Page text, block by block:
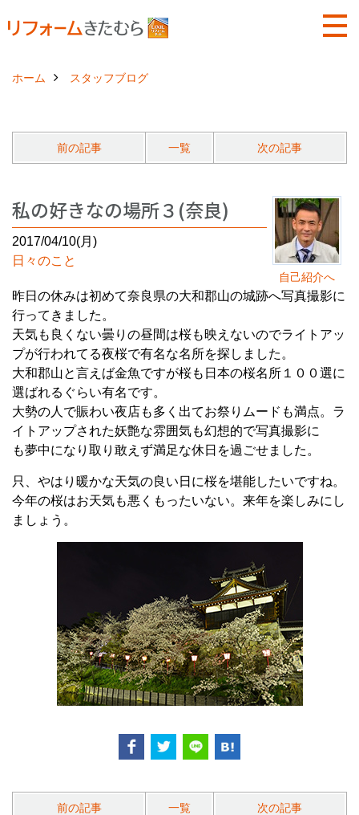
ホーム スタッフブログ
前の記事 一覧 次の記事
自己紹介へ
私の好きなの場所３(奈良)
2017/04/10(月)
日々のこと
昨日の休みは初めて奈良県の大和郡山の城跡へ写真撮影に
行ってきました。
天気も良くない曇りの昼間は桜も映えないのでライトアッ
プが行われてる夜桜で有名な名所を探しました。
大和郡山と言えば金魚ですが桜も日本の桜名所１００選に
選ばれるぐらい有名です。
大勢の人で賑わい夜店も多く出てお祭りムードも満点。ラ
イトアップされた妖艶な雰囲気も幻想的で写真撮影に
も夢中になり取り敢えず満足な休日を過ごせました。
只、やはり暖かな天気の良い日に桜を堪能したいですね。
今年の桜はお天気も悪くもったいない。来年を楽しみにし
ましょう。
前の記事 一覧 次の記事